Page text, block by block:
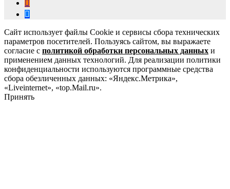
Сайт использует файлы Cookie и сервисы сбора технических
параметров посетителей. Пользуясь сайтом, вы выражаете
согласие с политикой обработки персональных данных и
применением данных технологий. Для реализации политики
конфиденциальности используются программные средства
сбора обезличенных данных: «Яндекс.Метрика»,
«Liveinternet», «top.Mail.ru».
Принять